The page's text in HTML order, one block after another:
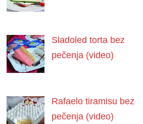
Sladoled torta bez
pečenja (video)
Rafaelo tiramisu bez
pečenja (video)